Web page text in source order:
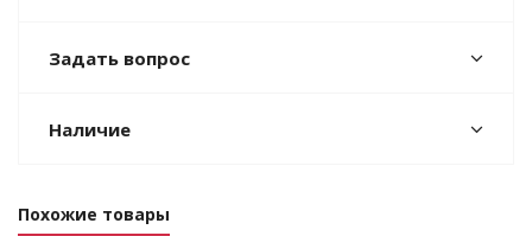
Задать вопрос
Наличие
Похожие товары